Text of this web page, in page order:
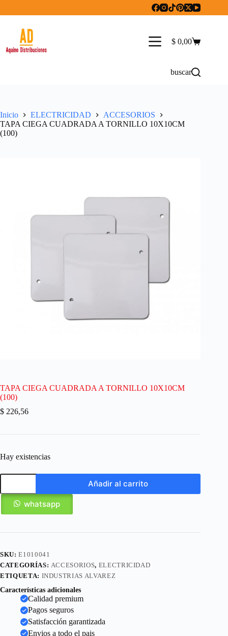
Carro
$ 0,00
buscar
Inicio ELECTRICIDAD
ACCESORIOS
TAPA CIEGA CUADRADA A TORNILLO 10X10CM
(100)
TAPA CIEGA CUADRADA A TORNILLO 10X10CM
(100)
$ 226,56
Hay existencias
Añadir al carrito
whatsapp
SKU:E1010041
CATEGORÍAS: ACCESORIOS, ELECTRICIDAD
ETIQUETA: INDUSTRIAS ALVAREZ
Características adicionales
Calidad premium
Pagos seguros
Satisfacción garantizada
Envios a todo el pais